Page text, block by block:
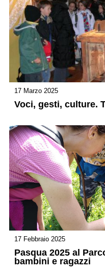
17 Marzo 2025
Voci, gesti, culture.
17 Febbraio 2025
Pasqua 2025 al
bambini e ragazzi